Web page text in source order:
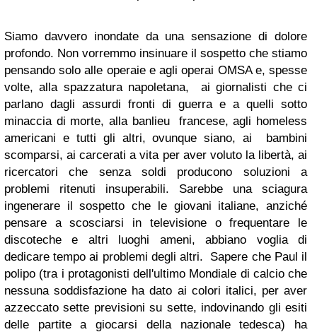
Siamo davvero inondate da una sensazione di dolore
profondo. Non vorremmo insinuare il sospetto che stiamo
pensando solo alle operaie e agli operai OMSA e, spesse
volte, alla spazzatura napoletana, ai giornalisti che ci
parlano dagli assurdi fronti di guerra e a quelli sotto
minaccia di morte, alla banlieu francese, agli homeless
americani e tutti gli altri, ovunque siano, ai bambini
scomparsi, ai carcerati a vita per aver voluto la libertà, ai
ricercatori che senza soldi producono soluzioni a
problemi ritenuti insuperabili. Sarebbe una sciagura
ingenerare il sospetto che le giovani italiane, anziché
pensare a scosciarsi in televisione o frequentare le
discoteche e altri luoghi ameni, abbiano voglia di
dedicare tempo ai problemi degli altri.
Sapere che Paul il
polipo (tra i protagonisti dell'ultimo Mondiale di calcio che
nessuna soddisfazione ha dato ai colori italici, per aver
azzeccato sette previsioni su sette, indovinando gli esiti
delle partite a giocarsi della nazionale tedesca) ha